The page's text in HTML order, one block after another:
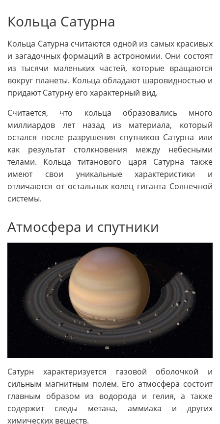
Кольца Сатурна
Кольца Сатурна считаются одной из самых красивых
и загадочных формаций в астрономии. Они состоят
из тысячи маленьких частей, которые вращаются
вокруг планеты. Кольца обладают шаровидностью и
придают Сатурну его характерный вид.
Считается, что кольца образовались много
миллиардов лет назад из материала, который
остался после разрушения спутников Сатурна или
как результат столкновения между небесными
телами. Кольца титанового царя Сатурна также
имеют свои уникальные характеристики и
отличаются от остальных колец гиганта Солнечной
системы.
Атмосфера и спутники
Сатурн характеризуется газовой оболочкой и
сильным магнитным полем. Его атмосфера состоит
главным образом из водорода и гелия, а также
содержит следы метана, аммиака и других
химических веществ.